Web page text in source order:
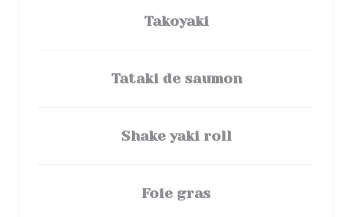
Takoyaki
Tataki de saumon
Shake yaki roll
Foie gras